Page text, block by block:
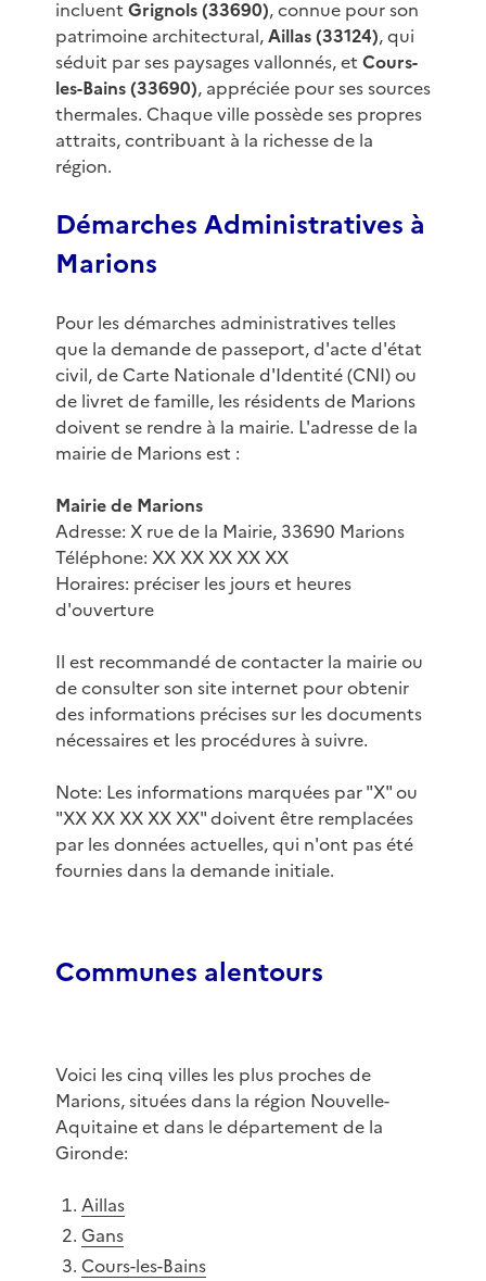
incluent Grignols (33690), connue pour son
patrimoine architectural,Aillas (33124), qui
séduit par ses paysages vallonnés, et Cours-
les-Bains (33690), appréciée pour ses sources
thermales. Chaque ville possède ses propres
attraits, contribuant à la richesse de la
région.
Démarches Administratives à
Marions
Pour les démarches administratives telles
que la demande de passeport, d'acte d'état
civil, de Carte Nationale d'Identité (CNI) ou
de livret de famille, les résidents de Marions
doivent se rendre à la mairie. L'adresse de la
mairie de Marions est :
Mairie de Marions
Adresse: X rue de la Mairie, 33690 Marions
Téléphone: XX XX XX XX XX
Horaires: préciser les jours et heures
d'ouverture
Il est recommandé de contacter la mairie ou
de consulter son site internet pour obtenir
des informations précises sur les documents
nécessaires et les procédures à suivre.
Note: Les informations marquées par "X" ou
"XX XX XX XX XX" doivent être remplacées
par les données actuelles, qui n'ont pas été
fournies dans la demande initiale.
Communes alentours
Voici les cinq villes les plus proches de
Marions, situées dans la région Nouvelle-
Aquitaine et dans le département de la
Gironde:
Aillas
Gans
Cours-les-Bains